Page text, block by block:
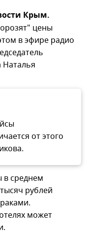
Крым.
цены
в эфире радио
от этого
в среднем
рублей
может